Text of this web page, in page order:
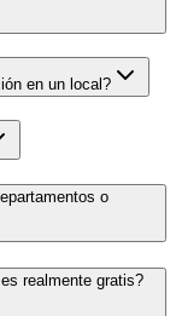
en un local?
o
realmente gratis?